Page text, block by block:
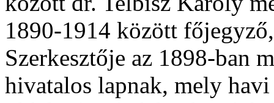
1890-1914 között
Szerkesztője az 1898-ban
hivatalos lapnak, mely